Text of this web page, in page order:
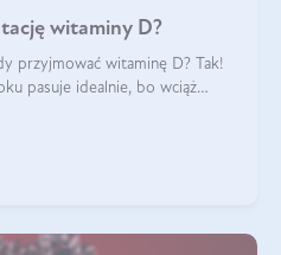
witaminy D?
przyjmować witaminę D? Tak!
pasuje idealnie, bo wciąż